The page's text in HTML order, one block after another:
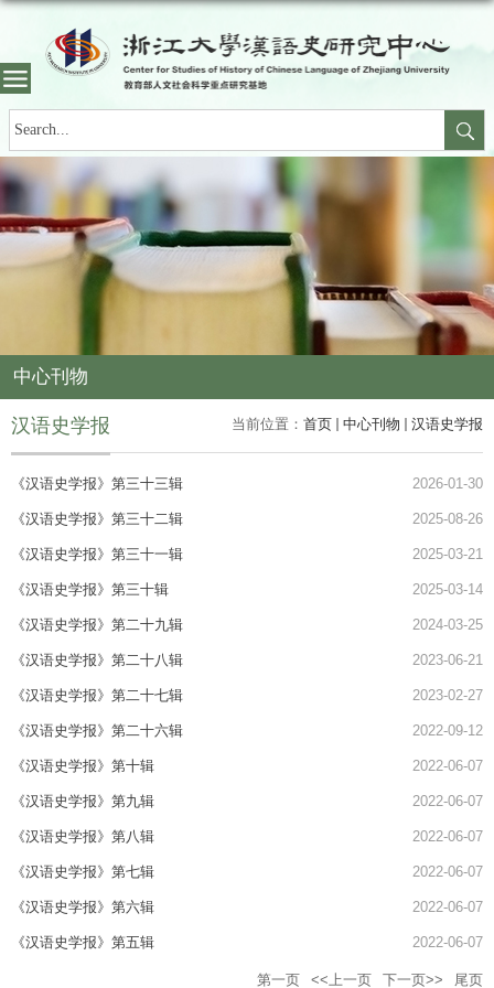
中心刊物
当前位置： 首页 中心刊物 汉语史学报
汉语史学报
《汉语史学报》第三十三辑 2026-01-30
《汉语史学报》第三十二辑 2025-08-26
《汉语史学报》第三十一辑 2025-03-21
《汉语史学报》第三十辑 2025-03-14
《汉语史学报》第二十九辑 2024-03-25
《汉语史学报》第二十八辑 2023-06-21
《汉语史学报》第二十七辑 2023-02-27
《汉语史学报》第二十六辑 2022-09-12
《汉语史学报》第十辑 2022-06-07
《汉语史学报》第九辑 2022-06-07
《汉语史学报》第八辑 2022-06-07
《汉语史学报》第七辑 2022-06-07
《汉语史学报》第六辑 2022-06-07
《汉语史学报》第五辑 2022-06-07
第一页 <<上一页 下一页>> 尾页